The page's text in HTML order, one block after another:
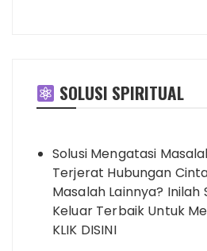
SOLUSI SPIRITUAL
Solusi Mengatasi
Terjerat Hubungan
Masalah Lainnya? Inilah
Keluar Terbaik Untuk
KLIK DISINI